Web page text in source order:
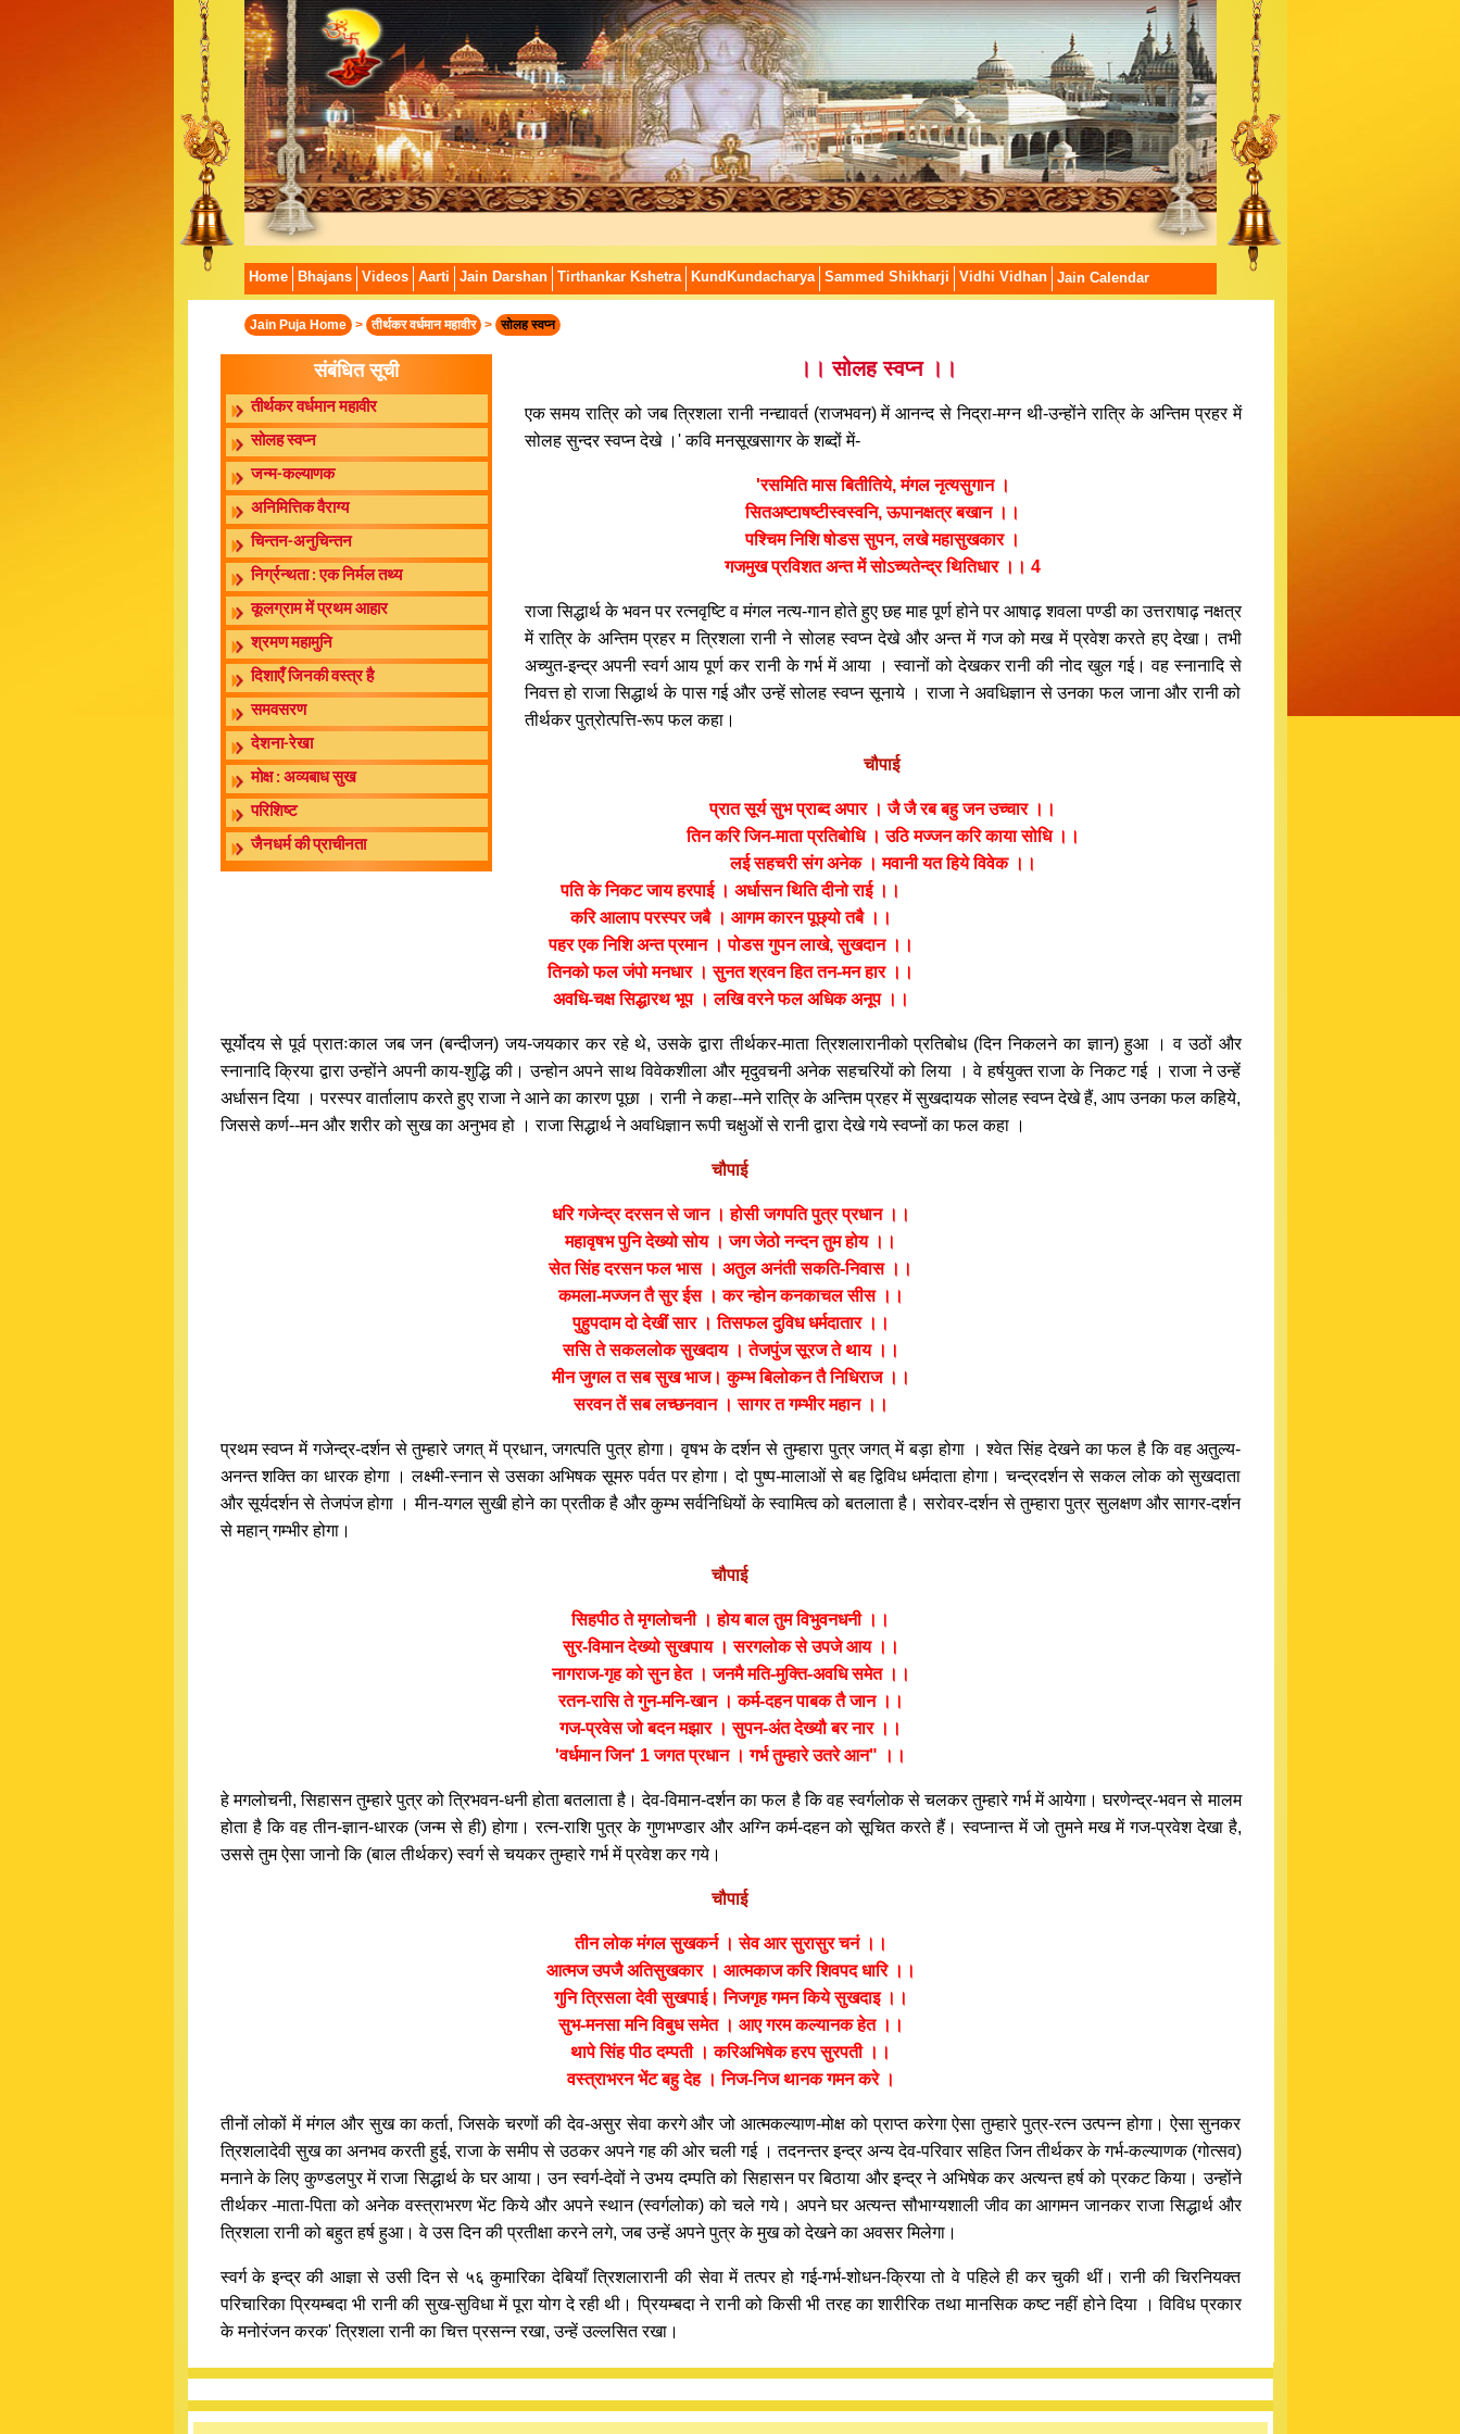
Home Bhajans Videos Aarti Jain Darshan Tirthankar Kshetra KundKundacharya Sammed Shikharji Vidhi Vidhan Jain Calendar
Jain Puja Home > तीर्थकर वर्धमान महावीर > सोलह स्वप्न
संबंधित सूची
तीर्थकर वर्धमान महावीर
सोलह स्वप्न
जन्म-कल्याणक
अनिमित्तिक वैराग्य
चिन्तन-अनुचिन्तन
निर्ग्रन्थता : एक निर्मल तथ्य
कूलग्राम में प्रथम आहार
श्रमण महामुनि
दिशाएँ जिनकी वस्त्र है
समवसरण
देशना-रेखा
मोक्ष : अव्यबाध सुख
परिशिष्ट
जैनधर्म की प्राचीनता
।। सोलह स्वप्न ।।
एक समय रात्रि को जब त्रिशला रानी नन्द्यावर्त (राजभवन) में आनन्द से निद्रा-मग्न थी-उन्होंने रात्रि के अन्तिम प्रहर में
सोलह सुन्दर स्वप्न देखे ।' कवि मनसूखसागर के शब्दों में-
'रसमिति मास बितीतिये, मंगल नृत्यसुगान ।
सितअष्टाषष्टीस्वस्वनि, ऊपानक्षत्र बखान ।।
पश्चिम निशि षोडस सुपन, लखे महासुखकार ।
गजमुख प्रविशत अन्त में सोऽच्यतेन्द्र थितिधार ।। 4
राजा सिद्धार्थ के भवन पर रत्नवृष्टि व मंगल नत्य-गान होते हुए छह माह पूर्ण होने पर आषाढ़ शवला पण्डी का उत्तराषाढ़ नक्षत्र
में रात्रि के अन्तिम प्रहर म त्रिशला रानी ने सोलह स्वप्न देखे और अन्त में गज को मख में प्रवेश करते हए देखा। तभी
अच्युत-इन्द्र अपनी स्वर्ग आय पूर्ण कर रानी के गर्भ में आया । स्वानों को देखकर रानी की नोद खुल गई। वह स्नानादि से
निवत्त हो राजा सिद्धार्थ के पास गई और उन्हें सोलह स्वप्न सूनाये । राजा ने अवधिज्ञान से उनका फल जाना और रानी को
तीर्थकर पुत्रोत्पत्ति-रूप फल कहा।
चौपाई
प्रात सूर्य सुभ प्राब्द अपार । जै जै रब बहु जन उच्चार ।।
तिन करि जिन-माता प्रतिबोधि । उठि मज्जन करि काया सोधि ।।
लई सहचरी संग अनेक । मवानी यत हिये विवेक ।।
पति के निकट जाय हरपाई । अर्धासन थिति दीनो राई ।।
करि आलाप परस्पर जबै । आगम कारन पूछ्यो तबै ।।
पहर एक निशि अन्त प्रमान । पोडस गुपन लाखे, सुखदान ।।
तिनको फल जंपो मनधार । सुनत श्रवन हित तन-मन हार ।।
अवधि-चक्ष सिद्धारथ भूप । लखि वरने फल अधिक अनूप ।।
सूर्योदय से पूर्व प्रातःकाल जब जन (बन्दीजन) जय-जयकार कर रहे थे, उसके द्वारा तीर्थकर-माता त्रिशलारानीको प्रतिबोध (दिन निकलने का ज्ञान) हुआ । व उठों और
स्नानादि क्रिया द्वारा उन्होंने अपनी काय-शुद्धि की। उन्होन अपने साथ विवेकशीला और मृदुवचनी अनेक सहचरियों को लिया । वे हर्षयुक्त राजा के निकट गई । राजा ने उन्हें
अर्धासन दिया । परस्पर वार्तालाप करते हुए राजा ने आने का कारण पूछा । रानी ने कहा--मने रात्रि के अन्तिम प्रहर में सुखदायक सोलह स्वप्न देखे हैं, आप उनका फल कहिये,
जिससे कर्ण--मन और शरीर को सुख का अनुभव हो । राजा सिद्धार्थ ने अवधिज्ञान रूपी चक्षुओं से रानी द्वारा देखे गये स्वप्नों का फल कहा ।
चौपाई
धरि गजेन्द्र दरसन से जान । होसी जगपति पुत्र प्रधान ।।
महावृषभ पुनि देख्यो सोय । जग जेठो नन्दन तुम होय ।।
सेत सिंह दरसन फल भास । अतुल अनंती सकति-निवास ।।
कमला-मज्जन तै सुर ईस । कर न्होन कनकाचल सीस ।।
पुहुपदाम दो देखीं सार । तिसफल दुविध धर्मदातार ।।
ससि ते सकललोक सुखदाय । तेजपुंज सूरज ते थाय ।।
मीन जुगल त सब सुख भाज। कुम्भ बिलोकन तै निधिराज ।।
सरवन तें सब लच्छनवान । सागर त गम्भीर महान ।।
प्रथम स्वप्न में गजेन्द्र-दर्शन से तुम्हारे जगत् में प्रधान, जगत्पति पुत्र होगा। वृषभ के दर्शन से तुम्हारा पुत्र जगत् में बड़ा होगा । श्वेत सिंह देखने का फल है कि वह अतुल्य-
अनन्त शक्ति का धारक होगा । लक्ष्मी-स्नान से उसका अभिषक सूमरु पर्वत पर होगा। दो पुष्प-मालाओं से बह द्विविध धर्मदाता होगा। चन्द्रदर्शन से सकल लोक को सुखदाता
और सूर्यदर्शन से तेजपंज होगा । मीन-यगल सुखी होने का प्रतीक है और कुम्भ सर्वनिधियों के स्वामित्व को बतलाता है। सरोवर-दर्शन से तुम्हारा पुत्र सुलक्षण और सागर-दर्शन
से महान् गम्भीर होगा।
चौपाई
सिहपीठ ते मृगलोचनी । होय बाल तुम विभुवनधनी ।।
सुर-विमान देख्यो सुखपाय । सरगलोक से उपजे आय ।।
नागराज-गृह को सुन हेत । जनमै मति-मुक्ति-अवधि समेत ।।
रतन-रासि ते गुन-मनि-खान । कर्म-दहन पाबक तै जान ।।
गज-प्रवेस जो बदन मझार । सुपन-अंत देख्यौ बर नार ।।
'वर्धमान जिन' 1 जगत प्रधान । गर्भ तुम्हारे उतरे आन" ।।
हे मगलोचनी, सिहासन तुम्हारे पुत्र को त्रिभवन-धनी होता बतलाता है। देव-विमान-दर्शन का फल है कि वह स्वर्गलोक से चलकर तुम्हारे गर्भ में आयेगा। घरणेन्द्र-भवन से मालम
होता है कि वह तीन-ज्ञान-धारक (जन्म से ही) होगा। रत्न-राशि पुत्र के गुणभण्डार और अग्नि कर्म-दहन को सूचित करते हैं। स्वप्नान्त में जो तुमने मख में गज-प्रवेश देखा है,
उससे तुम ऐसा जानो कि (बाल तीर्थकर) स्वर्ग से चयकर तुम्हारे गर्भ में प्रवेश कर गये।
चौपाई
तीन लोक मंगल सुखकर्न । सेव आर सुरासुर चनं ।।
आत्मज उपजै अतिसुखकार । आत्मकाज करि शिवपद धारि ।।
गुनि त्रिसला देवी सुखपाई। निजगृह गमन किये सुखदाइ ।।
सुभ-मनसा मनि विबुध समेत । आए गरम कल्यानक हेत ।।
थापे सिंह पीठ दम्पती । करिअभिषेक हरप सुरपती ।।
वस्त्राभरन भेंट बहु देह । निज-निज थानक गमन करे ।
तीनों लोकों में मंगल और सुख का कर्ता, जिसके चरणों की देव-असुर सेवा करगे और जो आत्मकल्याण-मोक्ष को प्राप्त करेगा ऐसा तुम्हारे पुत्र-रत्न उत्पन्न होगा। ऐसा सुनकर
त्रिशलादेवी सुख का अनभव करती हुई, राजा के समीप से उठकर अपने गह की ओर चली गई । तदनन्तर इन्द्र अन्य देव-परिवार सहित जिन तीर्थकर के गर्भ-कल्याणक (गोत्सव)
मनाने के लिए कुण्डलपुर में राजा सिद्धार्थ के घर आया। उन स्वर्ग-देवों ने उभय दम्पति को सिहासन पर बिठाया और इन्द्र ने अभिषेक कर अत्यन्त हर्ष को प्रकट किया। उन्होंने
तीर्थकर -माता-पिता को अनेक वस्त्राभरण भेंट किये और अपने स्थान (स्वर्गलोक) को चले गये। अपने घर अत्यन्त सौभाग्यशाली जीव का आगमन जानकर राजा सिद्धार्थ और
त्रिशला रानी को बहुत हर्ष हुआ। वे उस दिन की प्रतीक्षा करने लगे, जब उन्हें अपने पुत्र के मुख को देखने का अवसर मिलेगा।
स्वर्ग के इन्द्र की आज्ञा से उसी दिन से ५६ कुमारिका देबियाँ त्रिशलारानी की सेवा में तत्पर हो गई-गर्भ-शोधन-क्रिया तो वे पहिले ही कर चुकी थीं। रानी की चिरनियक्त
परिचारिका प्रियम्बदा भी रानी की सुख-सुविधा में पूरा योग दे रही थी। प्रियम्बदा ने रानी को किसी भी तरह का शारीरिक तथा मानसिक कष्ट नहीं होने दिया । विविध प्रकार
के मनोरंजन करक' त्रिशला रानी का चित्त प्रसन्न रखा, उन्हें उल्लसित रखा।